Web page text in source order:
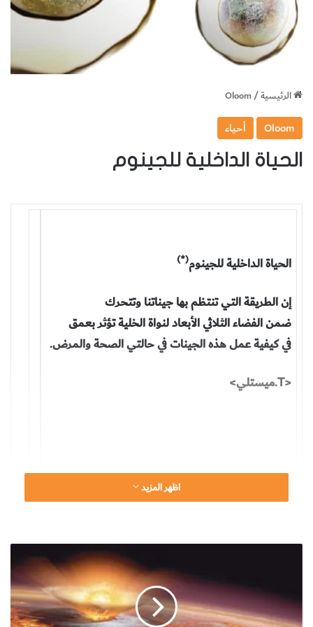
الرئيسية/
Oloom
Oloom أحياء
الحياة الداخلية للجينوم
الحياة الداخلية للجينوم(*)
إن الطريقة التي تنتظم بها جيناتنا وتتحرك
ضمن الفضاء الثلاثي الأبعاد لنواة الخلية تؤثر بعمق
في كيفية عمل هذه الجينات في حالتي الصحة والمرض.
<T.ميستلي>
باختصار
لا تتناثر الصبغيات
(الكروموسومات)chromosomes بشكل عشوائي
داخل النواة، ولكنها تشغل مواقع مفضلة.
اظهر المزيد
ت